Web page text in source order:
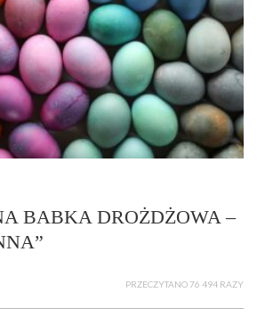
BABKA DROŻDŻOWA –
PRZECZYTANO 76 494 RAZY